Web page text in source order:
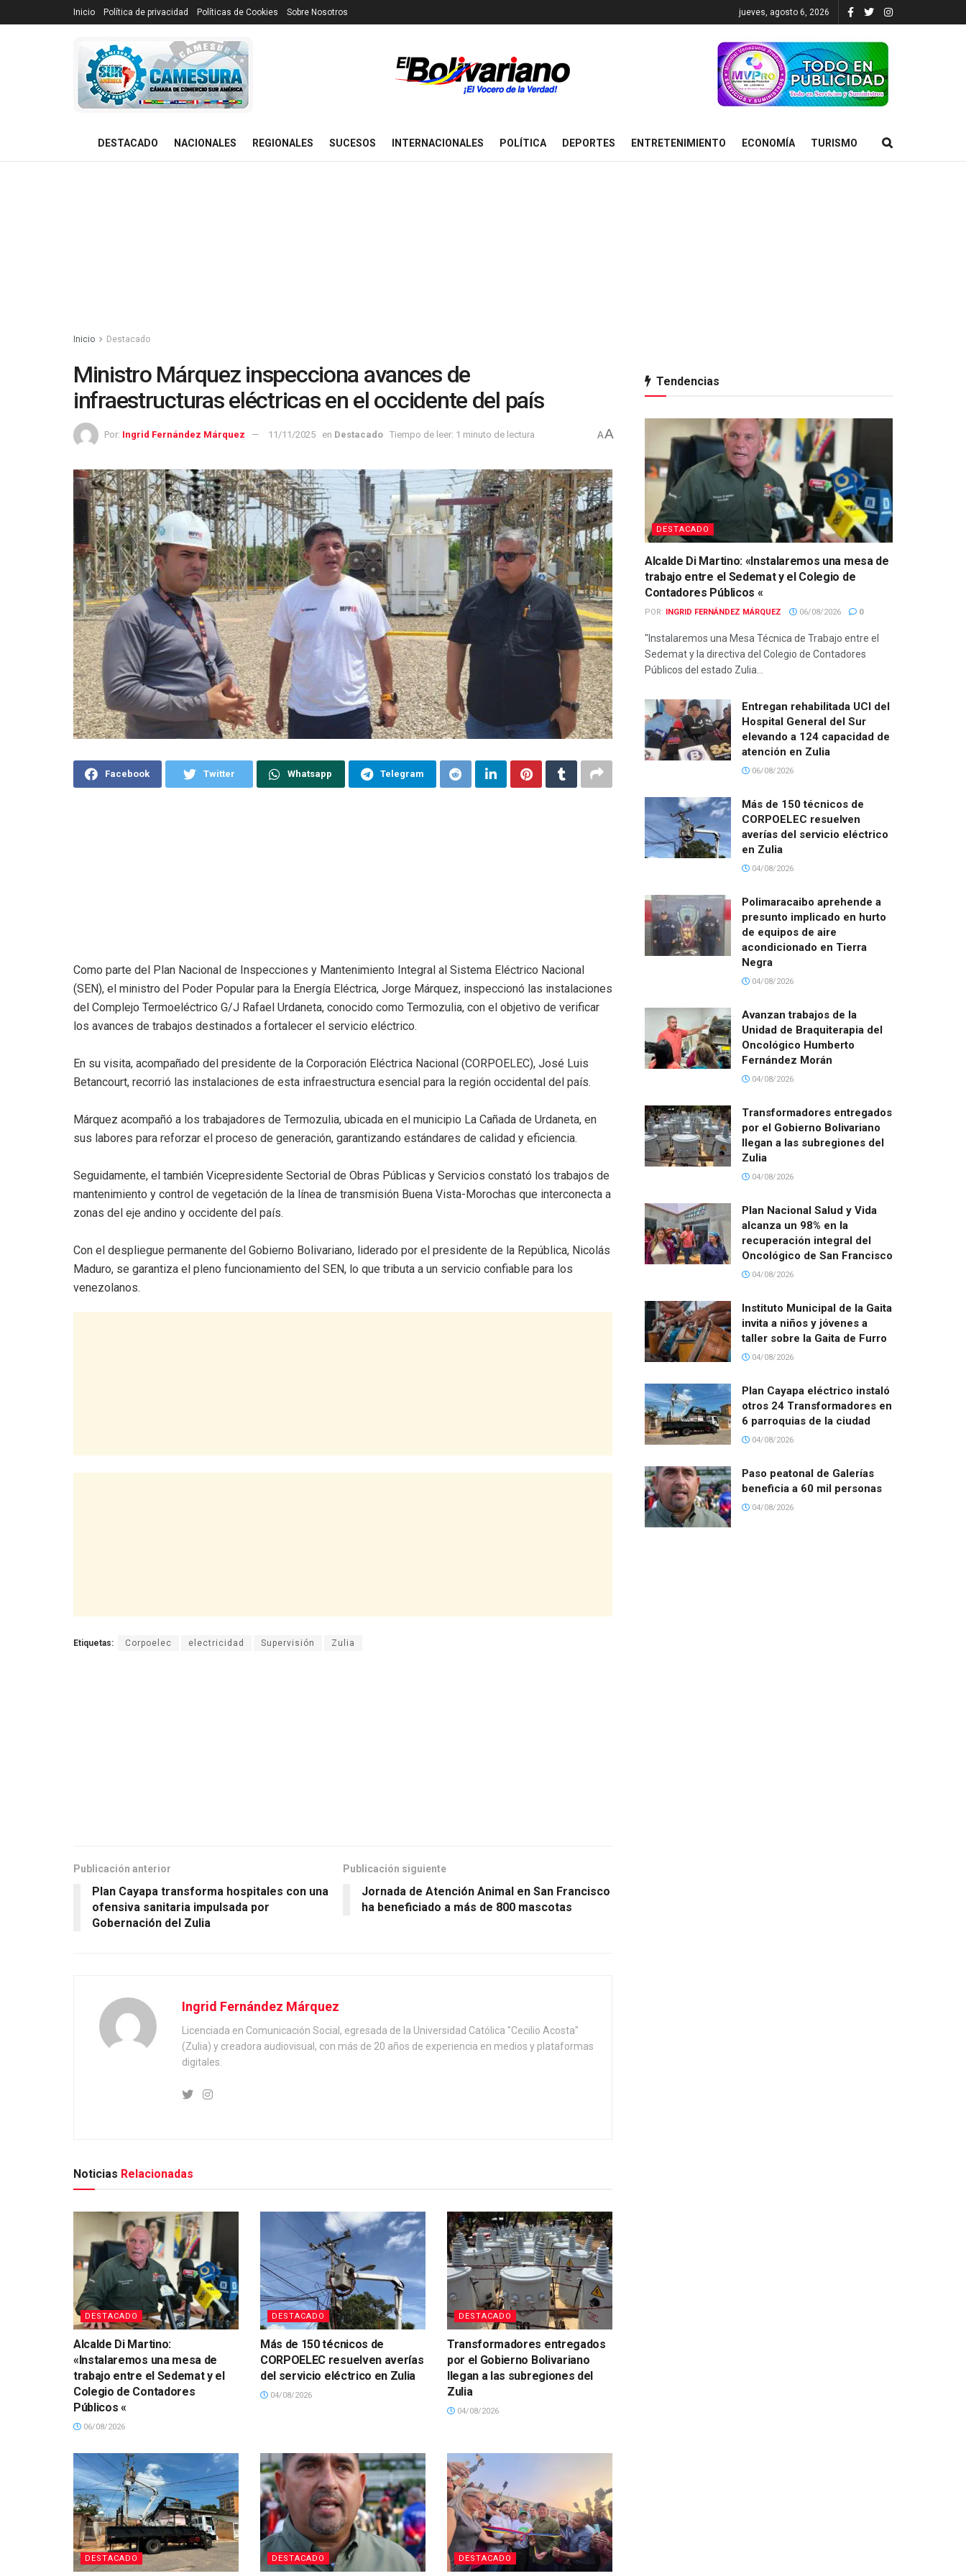
Inicio Política de privacidad Políticas de Cookies Sobre Nosotros jueves, agosto 6, 2026
DESTACADO NACIONALES REGIONALES SUCESOS INTERNACIONALES POLÍTICA DEPORTES ENTRETENIMIENTO ECONOMÍA TURISMO
Inicio Destacado
Ministro Márquez inspecciona avances de
infraestructuras eléctricas en el occidente del país
Por: Ingrid Fernández Márquez 11/11/2025 en Destacado Tiempo de leer: 1 minuto de lectura AA
Facebook Twitter Whatsapp Telegram
Como parte del Plan Nacional de Inspecciones y Mantenimiento Integral al Sistema Eléctrico Nacional
(SEN), el ministro del Poder Popular para la Energía Eléctrica, Jorge Márquez, inspeccionó las instalaciones
del Complejo Termoeléctrico G/J Rafael Urdaneta, conocido como Termozulia, con el objetivo de verificar
los avances de trabajos destinados a fortalecer el servicio eléctrico.
En su visita, acompañado del presidente de la Corporación Eléctrica Nacional (CORPOELEC), José Luis
Betancourt, recorrió las instalaciones de esta infraestructura esencial para la región occidental del país.
Márquez acompañó a los trabajadores de Termozulia, ubicada en el municipio La Cañada de Urdaneta, en
sus labores para reforzar el proceso de generación, garantizando estándares de calidad y eficiencia.
Seguidamente, el también Vicepresidente Sectorial de Obras Públicas y Servicios constató los trabajos de
mantenimiento y control de vegetación de la línea de transmisión Buena Vista-Morochas que interconecta a
zonas del eje andino y occidente del país.
Con el despliegue permanente del Gobierno Bolivariano, liderado por el presidente de la República, Nicolás
Maduro, se garantiza el pleno funcionamiento del SEN, lo que tributa a un servicio confiable para los
venezolanos.
Etiquetas: Corpoelec electricidad Supervisión Zulia
Publicación anterior
Plan Cayapa transforma hospitales con una
ofensiva sanitaria impulsada por
Gobernación del Zulia
Publicación siguiente
Jornada de Atención Animal en San Francisco
ha beneficiado a más de 800 mascotas
Ingrid Fernández Márquez
Licenciada en Comunicación Social, egresada de la Universidad Católica "Cecilio Acosta"
(Zulia) y creadora audiovisual, con más de 20 años de experiencia en medios y plataformas
digitales.
Noticias Relacionadas
DESTACADO
Alcalde Di Martino:
«Instalaremos una mesa de
trabajo entre el Sedemat y el
Colegio de Contadores
Públicos «
06/08/2026
DESTACADO
Más de 150 técnicos de
CORPOELEC resuelven averías
del servicio eléctrico en Zulia
04/08/2026
DESTACADO
Transformadores entregados
por el Gobierno Bolivariano
llegan a las subregiones del
Zulia
04/08/2026
DESTACADO DESTACADO DESTACADO
Tendencias
DESTACADO
Alcalde Di Martino: «Instalaremos una mesa de
trabajo entre el Sedemat y el Colegio de
Contadores Públicos «
POR: INGRID FERNÁNDEZ MÁRQUEZ 06/08/2026 0
"Instalaremos una Mesa Técnica de Trabajo entre el
Sedemat y la directiva del Colegio de Contadores
Públicos del estado Zulia...
Entregan rehabilitada UCI del
Hospital General del Sur
elevando a 124 capacidad de
atención en Zulia
06/08/2026
Más de 150 técnicos de
CORPOELEC resuelven
averías del servicio eléctrico
en Zulia
04/08/2026
Polimaracaibo aprehende a
presunto implicado en hurto
de equipos de aire
acondicionado en Tierra
Negra
04/08/2026
Avanzan trabajos de la
Unidad de Braquiterapia del
Oncológico Humberto
Fernández Morán
04/08/2026
Transformadores entregados
por el Gobierno Bolivariano
llegan a las subregiones del
Zulia
04/08/2026
Plan Nacional Salud y Vida
alcanza un 98% en la
recuperación integral del
Oncológico de San Francisco
04/08/2026
Instituto Municipal de la Gaita
invita a niños y jóvenes a
taller sobre la Gaita de Furro
04/08/2026
Plan Cayapa eléctrico instaló
otros 24 Transformadores en
6 parroquias de la ciudad
04/08/2026
Paso peatonal de Galerías
beneficia a 60 mil personas
04/08/2026